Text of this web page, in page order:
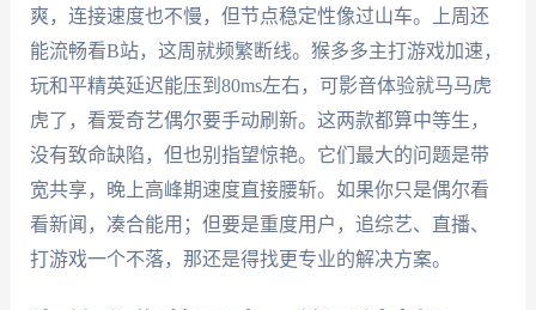
爽，连接速度也不慢，但节点稳定性像过山车。上周还
能流畅看B站，这周就频繁断线。猴多多主打游戏加速，
玩和平精英延迟能压到80ms左右，可影音体验就马马虎
虎了，看爱奇艺偶尔要手动刷新。这两款都算中等生，
没有致命缺陷，但也别指望惊艳。它们最大的问题是带
宽共享，晚上高峰期速度直接腰斩。如果你只是偶尔看
看新闻，凑合能用；但要是重度用户，追综艺、直播、
打游戏一个不落，那还是得找更专业的解决方案。